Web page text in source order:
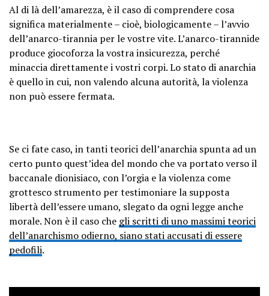
Al di là dell’amarezza, è il caso di comprendere cosa
significa materialmente – cioè, biologicamente – l’avvio
dell’anarco-tirannia per le vostre vite. L’anarco-tirannide
produce giocoforza la vostra insicurezza, perché
minaccia direttamente i vostri corpi. Lo stato di anarchia
è quello in cui, non valendo alcuna autorità, la violenza
non può essere fermata.
Se ci fate caso, in tanti teorici dell’anarchia spunta ad un
certo punto quest’idea del mondo che va portato verso il
baccanale dionisiaco, con l’orgia e la violenza come
grottesco strumento per testimoniare la supposta
libertà dell’essere umano, slegato da ogni legge anche
morale. Non è il caso che gli scritti di uno massimi teorici
dell’anarchismo odierno, siano stati accusati di essere
pedofili.